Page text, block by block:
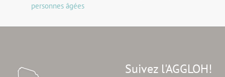
personnes âgées
Suivez l'AGGLOH!